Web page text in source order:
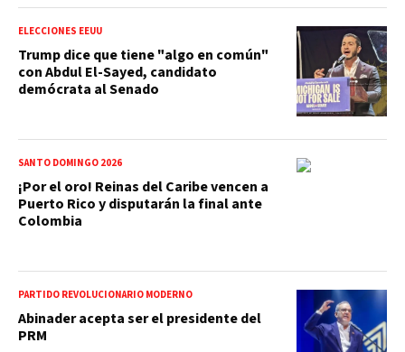
ELECCIONES EEUU
Trump dice que tiene "algo en común"
con Abdul El-Sayed, candidato
demócrata al Senado
SANTO DOMINGO 2026
¡Por el oro! Reinas del Caribe vencen a
Puerto Rico y disputarán la final ante
Colombia
PARTIDO REVOLUCIONARIO MODERNO
Abinader acepta ser el presidente del
PRM